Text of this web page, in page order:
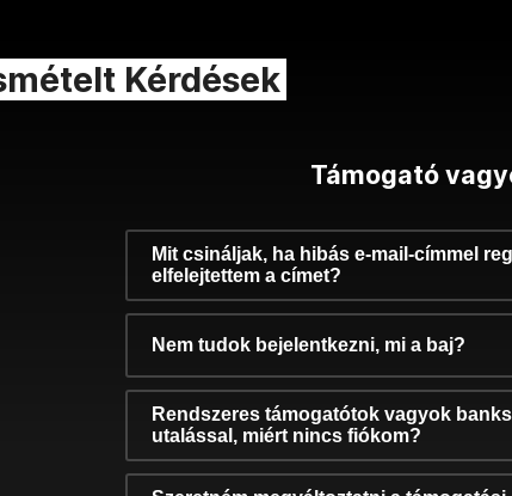
Kérdések
Támogató
Mit csináljak, ha hibás e-mail-címmel
elfelejtettem a címet?
Nem tudok bejelentkezni, mi a baj?
Rendszeres támogatótok vagyok
utalással, miért nincs fiókom?